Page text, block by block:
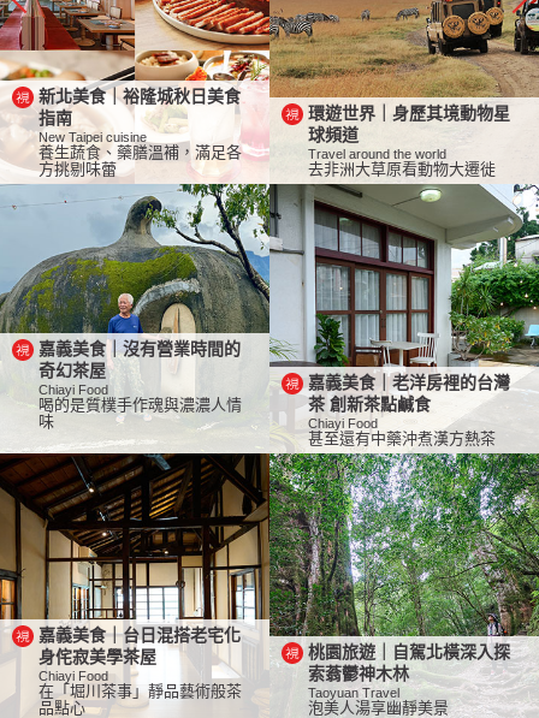
新北美食｜裕隆城秋日美食
指南
New Taipei cuisine
養生蔬食、藥膳溫補，滿足各
方挑剔味蕾
環遊世界｜身歷其境動物星
球頻道
Travel around the world
去非洲大草原看動物大遷徙
嘉義美食｜沒有營業時間的
奇幻茶屋
Chiayi Food
喝的是質樸手作魂與濃濃人情
味
嘉義美食｜老洋房裡的台灣
茶 創新茶點鹹食
Chiayi Food
甚至還有中藥沖煮漢方熱茶
嘉義美食｜台日混搭老宅化
身侘寂美學茶屋
Chiayi Food
在「堀川茶事」靜品藝術般茶
品點心
桃園旅遊｜自駕北橫深入探
索蓊鬱神木林
Taoyuan Travel
泡美人湯享幽靜美景